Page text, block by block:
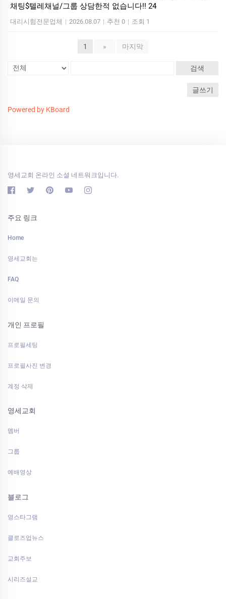
채팅$텔레채널/그룹 상담한적 없습니다!! 24
대리시험전문업체 | 2026.08.07 | 추천 0 | 조회 1
1 » 마지막
검색
글쓰기
Powered by KBoard
영세교회 온라인 소셜 네트워크입니다.
주요 링크
Home
영세교회는
FAQ
이메일 문의
개인 프로필
프로필세팅
프로필사진 변경
계정 삭제
영세교회
멤버
그룹
예배영상
블로그
영스타그램
클로즈업뉴스
교회주보
시리즈설교